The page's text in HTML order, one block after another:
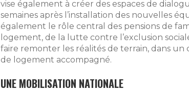
vise également à créer des espaces de
semaines après l’installation des nouvelles
également le rôle central des pensions de
logement, de la lutte contre l’exclusion
faire remonter les réalités de terrain, dans un
de logement accompagné.
UNE MOBILISATION NATIONALE